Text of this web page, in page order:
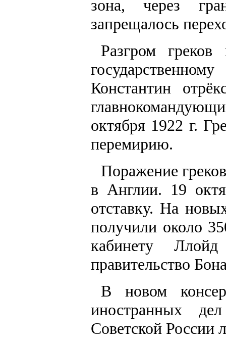
зона, через
запрещалось
Разгром
Константин
октября 1922 г.
перемирию.
Поражение
в Англии. 19
отставку. На
получили около
кабинету
правительство
В новом
иностранных
Советской России